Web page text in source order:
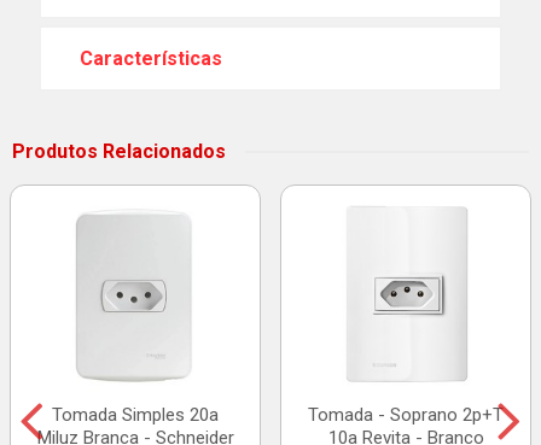
Características
Produtos Relacionados
Tomada Simples 20a
Miluz Branca - Schneider
Tomada - Soprano 2p+T
10a Revita - Branco